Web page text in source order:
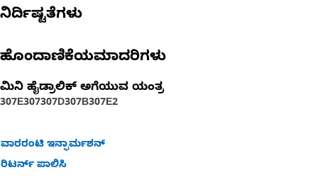
ನಿರ್ದಿಷ್ಟತೆಗಳು
ಹೊಂದಾಣಿಕೆಯಮಾದರಿಗಳು
ಮಿನಿ ಹೈಡ್ರಾಲಿಕ್‌ ಅಗೆಯುವ ಯಂತ್ರ
307E307307D307B307E2
ವಾರರಂಟಿ ಇನ್ಫಾರ್ಮಶನ್
ರಿಟರ್ನ್ ಪಾಲಿಸಿ